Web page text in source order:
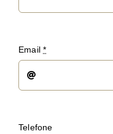
Email*
Telefone